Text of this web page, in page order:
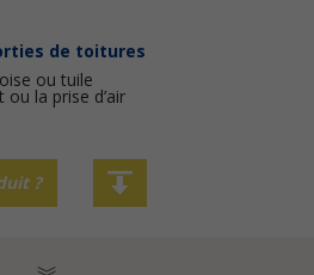
de toitures
ou tuile
la prise d’air
?